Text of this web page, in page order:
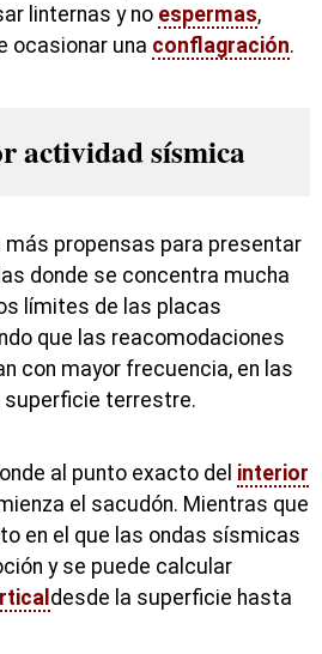
linternas y no espermas,
ocasionar una conflagración.
actividad sísmica
más propensas para presentar
donde se concentra mucha
límites de las placas
que las reacomodaciones
con mayor frecuencia, en las
superficie terrestre.
al punto exacto del interior
el sacudón. Mientras que
en el que las ondas sísmicas
y se puede calcular
desde la superficie hasta